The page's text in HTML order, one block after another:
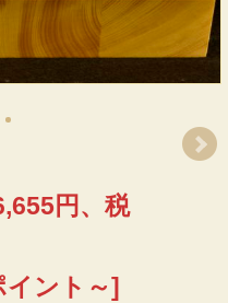
円、税
ント～]